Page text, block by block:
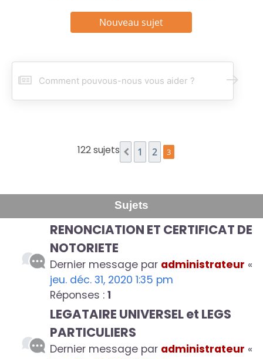
Nouveau sujet
R
122 sujets
Précédent
1 2 3
Sujets
RENONCIATION ET CERTIFICAT DE
NOTORIETE
Dernier message par administrateur «
jeu. déc. 31, 2020 1:35 pm
Réponses : 1
LEGATAIRE UNIVERSEL et LEGS
PARTICULIERS
Dernier message par administrateur «